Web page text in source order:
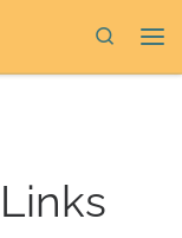
Search